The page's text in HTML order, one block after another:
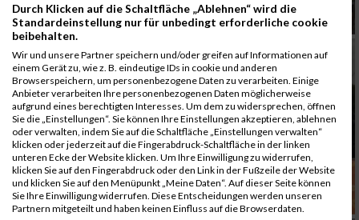
Durch Klicken auf die Schaltfläche „Ablehnen“ wird die
Standardeinstellung nur für unbedingt erforderliche cookie
beibehalten.
Wir und unsere Partner speichern und/oder greifen auf Informationen auf
einem Gerät zu, wie z. B. eindeutige IDs in cookie und anderen
Browserspeichern, um personenbezogene Daten zu verarbeiten. Einige
Anbieter verarbeiten Ihre personenbezogenen Daten möglicherweise
aufgrund eines berechtigten Interesses. Um dem zu widersprechen, öffnen
Sie die „Einstellungen“. Sie können Ihre Einstellungen akzeptieren, ablehnen
oder verwalten, indem Sie auf die Schaltfläche „Einstellungen verwalten“
klicken oder jederzeit auf die Fingerabdruck-Schaltfläche in der linken
unteren Ecke der Website klicken. Um Ihre Einwilligung zu widerrufen,
klicken Sie auf den Fingerabdruck oder den Link in der Fußzeile der Website
und klicken Sie auf den Menüpunkt „Meine Daten“. Auf dieser Seite können
Sie Ihre Einwilligung widerrufen. Diese Entscheidungen werden unseren
Partnern mitgeteilt und haben keinen Einfluss auf die Browserdaten.